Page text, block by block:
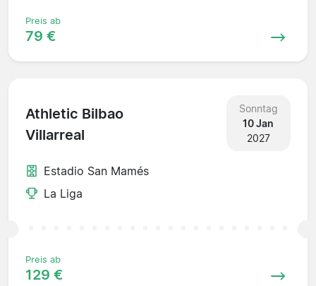
Preis ab
79 €
Athletic Bilbao
Villarreal
Sonntag
10 Jan
2027
Estadio San Mamés
La Liga
Preis ab
129 €